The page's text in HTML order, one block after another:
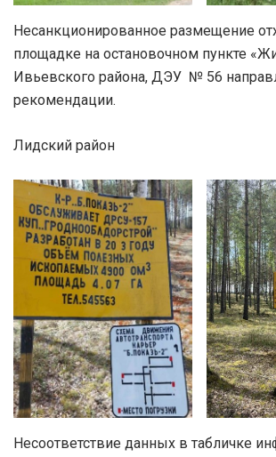
Несанкционированное размещение
площадке на остановочном пункте
Ивьевского района, ДЭУ № 56
рекомендации.
Лидский район
Несоответствие данных в табличке